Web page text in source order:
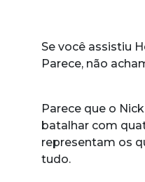
Se você assistiu
Parece, não
Parece que o
batalhar com
representam os
tudo.